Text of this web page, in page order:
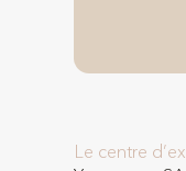
Le centre